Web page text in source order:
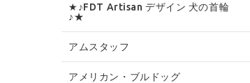
★♪FDT Artisan デザイン 犬の首輪
♪★
アムスタッフ
アメリカン・ブルドッグ